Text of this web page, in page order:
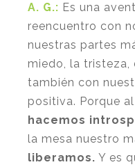
A. G.: Es una
reencuentro con
nuestras partes
miedo, la tristeza,
también con
positiva. Porque
hacemos
la mesa nuestro
liberamos. Y es